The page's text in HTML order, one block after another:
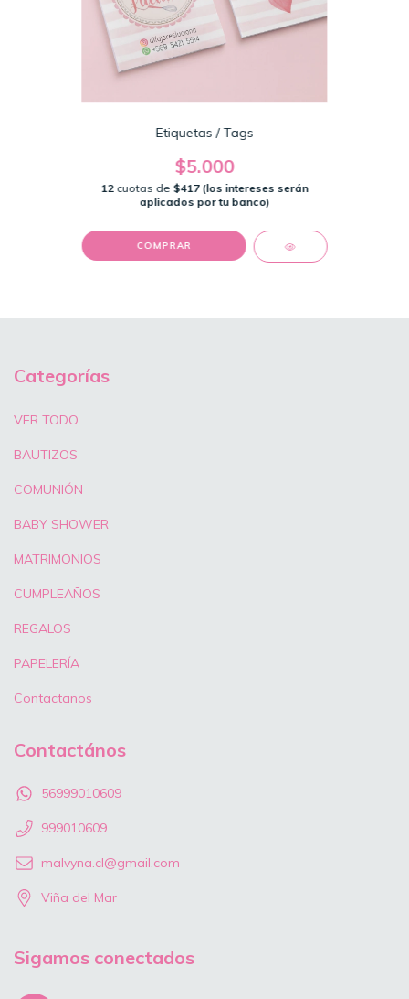
Etiquetas / Tags
$5.000
12 cuotas de $417 (los intereses serán
aplicados por tu banco)
COMPRAR
Categorías
VER TODO
BAUTIZOS
COMUNIÓN
BABY SHOWER
MATRIMONIOS
CUMPLEAÑOS
REGALOS
PAPELERÍA
Contactanos
Contactános
56999010609
999010609
malvyna.cl@gmail.com
Viña del Mar
Sigamos conectados